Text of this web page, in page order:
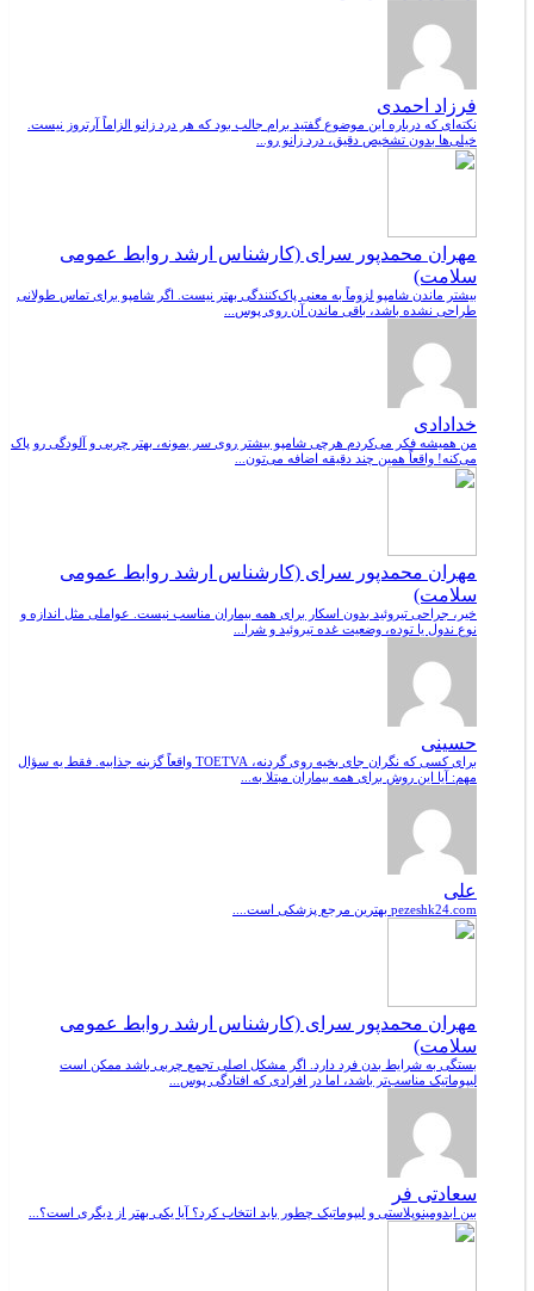
فرزاد احمدی
نکته‌ای که درباره این موضوع گفتید برام جالب بود که هر درد زانو الزاماً آرتروز نیست.
خیلی‌ها بدون تشخیص دقیق، درد زانو رو...
مهران محمدپور سرای (کارشناس ارشد روابط عمومی
سلامت)
بیشتر ماندن شامپو لزوماً به معنی پاک‌کنندگی بهتر نیست. اگر شامپو برای تماس طولانی
طراحی نشده باشد، باقی ماندن آن روی پوس...
خدادادی
من همیشه فکر می‌کردم هرچی شامپو بیشتر روی سر بمونه، بهتر چربی و آلودگی رو پاک
می‌کنه! واقعاً همین چند دقیقه اضافه می‌تون...
مهران محمدپور سرای (کارشناس ارشد روابط عمومی
سلامت)
خیر، جراحی تیروئید بدون اسکار برای همه بیماران مناسب نیست. عواملی مثل اندازه و
نوع ندول یا توده، وضعیت غده تیروئید و شرا...
حسینی
برای کسی که نگران جای بخیه روی گردنه، TOETVA واقعاً گزینه جذابیه. فقط یه سؤال
مهم: آیا این روش برای همه بیماران مبتلا به...
علی
pezeshk24.com بهترین مرجع پزشکی است....
مهران محمدپور سرای (کارشناس ارشد روابط عمومی
سلامت)
بستگی به شرایط بدن فرد دارد. اگر مشکل اصلی تجمع چربی باشد ممکن است
لیپوماتیک مناسب‌تر باشد، اما در افرادی که افتادگی پوس...
سعادتی فر
بین ابدومینوپلاستی و لیپوماتیک چطور باید انتخاب کرد؟ آیا یکی بهتر از دیگری است؟...